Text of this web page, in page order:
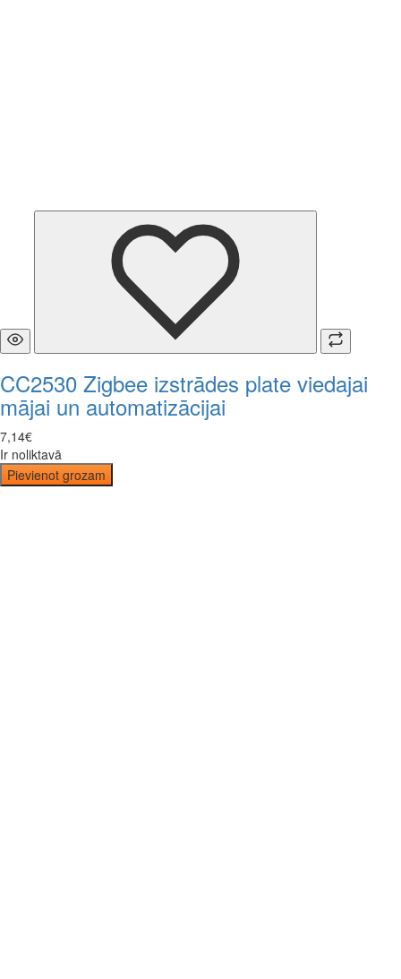
CC2530 Zigbee izstrādes plate viedajai
mājai un automatizācijai
7,14€
Ir noliktavā
Pievienot grozam